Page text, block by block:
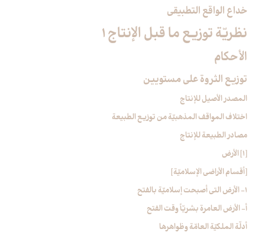
خداع الواقع التطبيقي
نظريّة توزيع ما قبل الإنتاج 1
الأحكام‏
توزيع الثروة على مستويين
المصدر الأصيل للإنتاج
اختلاف المواقف المذهبيّة من توزيع الطبيعة
مصادر الطبيعة للإنتاج‏
[1] الأرض‏
[أقسام الأراضي الإسلاميّة]
1- الأرض التي أصبحت إسلاميّة بالفتح‏
أ- الأرض العامرة بشريّاً وقت الفتح
أدلّة الملكيّة العامّة وظواهرها